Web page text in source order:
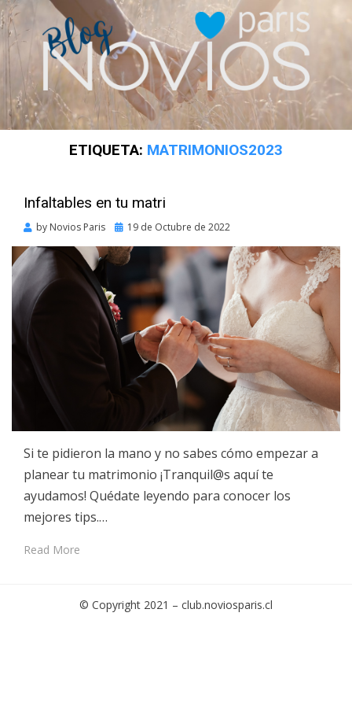
ETIQUETA: MATRIMONIOS2023
Infaltables en tu matri
by Novios Paris
Posted
19 de Octubre de 2022
Si te pidieron la mano y no sabes cómo empezar a
planear tu matrimonio ¡Tranquil@s aquí te
ayudamos! Quédate leyendo para conocer los
mejores tips.…
Read More
© Copyright 2021 – club.noviosparis.cl